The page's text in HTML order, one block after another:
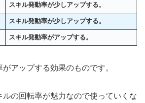
スキル発動率が少しアップする。
スキル発動率が少しアップする。
スキル発動率がアップする。
アップする効果のものです。
の回転率が魅力なので使っていくな